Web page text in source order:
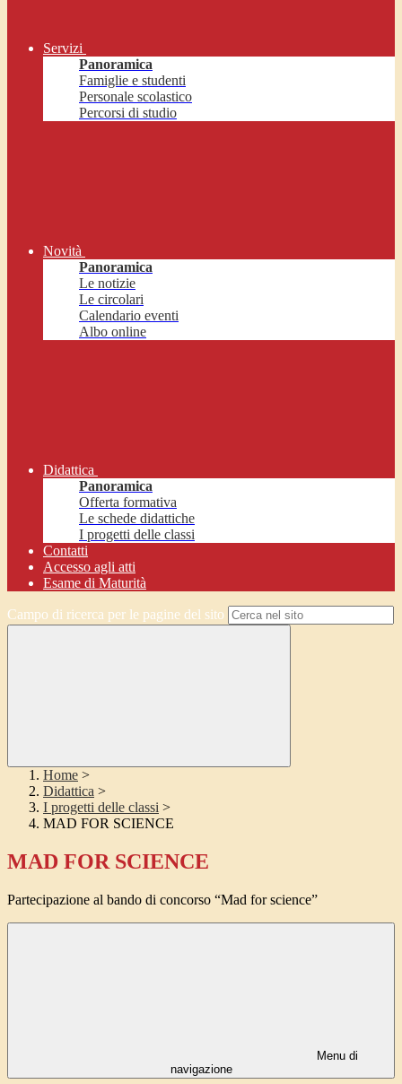
Servizi
Panoramica
Famiglie e studenti
Personale scolastico
Percorsi di studio
Novità
Panoramica
Le notizie
Le circolari
Calendario eventi
Albo online
Didattica
Panoramica
Offerta formativa
Le schede didattiche
I progetti delle classi
Contatti
Accesso agli atti
Esame di Maturità
Campo di ricerca per le pagine del sito
Home >
Didattica >
I progetti delle classi >
MAD FOR SCIENCE
MAD FOR SCIENCE
Partecipazione al bando di concorso “Mad for science”
Menu di
navigazione